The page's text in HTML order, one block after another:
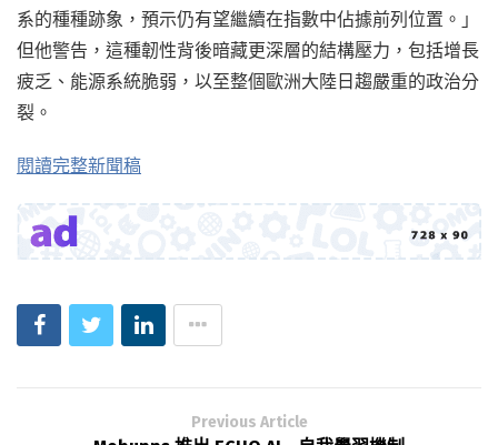
系的種種跡象，預示仍有望繼續在指數中佔據前列位置。」
但他警告，這種韌性背後暗藏更深層的結構壓力，包括增長
疲乏、能源系統脆弱，以至整個歐洲大陸日趨嚴重的政治分
裂。
閱讀完整新聞稿
Previous Article